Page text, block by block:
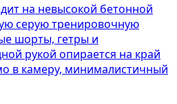
на невысокой бетонной
серую тренировочную
шорты, гетры и
рукой опирается на край
в камеру, минималистичный